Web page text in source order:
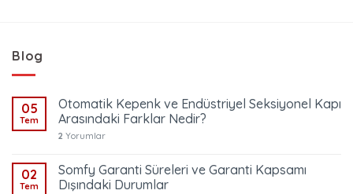
Blog
05
Tem
Otomatik Kepenk ve Endüstriyel Seksiyonel Kapı
Arasındaki Farklar Nedir?
2 Yorumlar
02
Tem
Somfy Garanti Süreleri ve Garanti Kapsamı
Dışındaki Durumlar